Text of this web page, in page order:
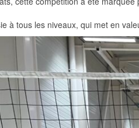
à tous les niveaux, qui met en